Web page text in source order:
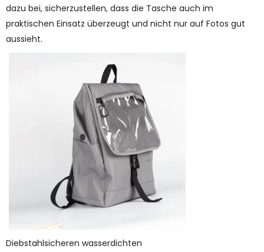
dazu bei, sicherzustellen, dass die Tasche auch im
praktischen Einsatz überzeugt und nicht nur auf Fotos gut
aussieht.
Diebstahlsicheren wasserdichten